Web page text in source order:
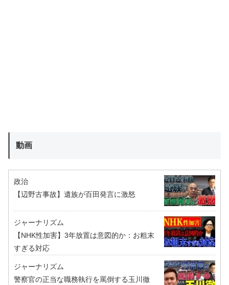
動画
政治
【辺野古事故】遺族が百田発言に激怒
ジャーナリズム
【NHK性加害】3年放置は意図的か：お粗末
すぎる対応
ジャーナリズム
警察官の正当な職務執行を罵倒する玉川徹